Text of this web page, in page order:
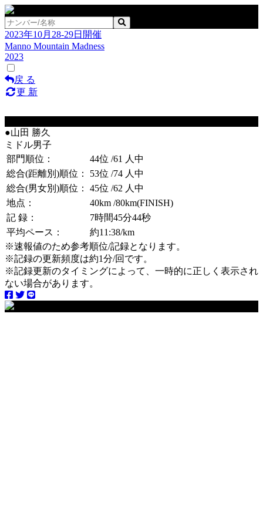
2023年10月28-29日開催
Manno Mountain Madness
2023
戻 る
更 新
●山田 勝久
ミドル男子
部門順位：
44位 /61 人中
総合(距離別)順位：
53位 /74 人中
総合(男女別)順位：
45位 /62 人中
地点：
40km /80km(FINISH)
記 録：
7時間45分44秒
平均ペース：
約11:38/km
※速報値のため参考順位/記録となります。
※記録の更新頻度は約1分/回です。
※記録更新のタイミングによって、一時的に正しく表示され
ない場合があります。